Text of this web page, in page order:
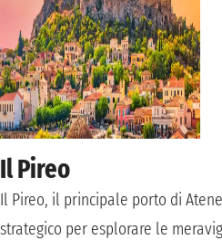
Il Pireo
Il Pireo, il principale porto di
strategico per esplorare le